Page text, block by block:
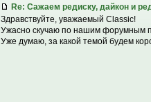
Re: Сажаем редиску, дайкон и
Здравствуйте, уважаемый Classic!
Ужасно скучаю по нашим форумным
Уже думаю, за какой темой будем